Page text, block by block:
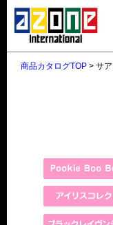
商品カタログTOP > サ